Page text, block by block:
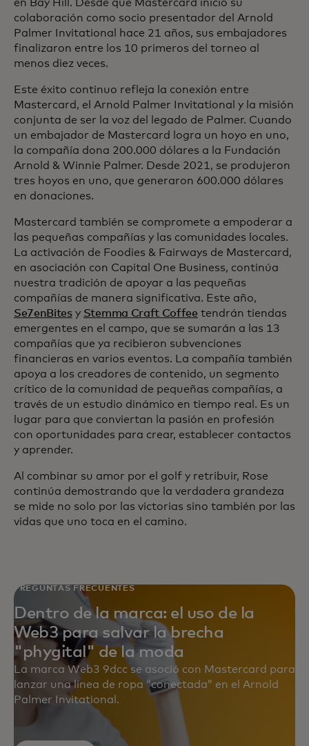
en Bay Hill. Desde que Mastercard inició su
colaboración como socio presentador del Arnold
Palmer Invitational hace 21 años, sus embajadores
finalizaron entre los 10 primeros del torneo al
menos diez veces.
Este éxito continuo refleja la conexión entre
Mastercard, el Arnold Palmer Invitational y la misión
conjunta de ser la voz del legado de Palmer. Cuando
un embajador de Mastercard logra un hoyo en uno,
la compañía dona 200.000 dólares a la Fundación
Arnold & Winnie Palmer. Desde 2021, se produjeron
tres hoyos en uno, que generaron 600.000 dólares
en donaciones.
Mastercard también se compromete a empoderar a
las pequeñas compañías y las comunidades locales.
La activación de Foodies & Fairways de Mastercard,
en asociación con Capital One Business, continúa
nuestra tradición de apoyar a las pequeñas
compañías de manera significativa. Este año,
Se7enBitesy Stemma Craft Coffee tendrán tiendas
emergentes en el campo, que se sumarán a las 13
compañías que ya recibieron subvenciones
financieras en varios eventos. La compañía también
apoya a los creadores de contenido, un segmento
crítico de la comunidad de pequeñas compañías, a
través de un estudio dinámico en tiempo real. Es un
lugar para que conviertan la pasión en profesión
con oportunidades para crear, establecer contactos
y aprender.
Al combinar su amor por el golf y retribuir, Rose
continúa demostrando que la verdadera grandeza
se mide no solo por las victorias sino también por las
vidas que uno toca en el camino.
PREGUNTAS FRECUENTES
Dentro de la marca: el uso de la
Web3 para salvar la brecha
"phygital" de la moda
La marca Web3 9dcc se asoció con Mastercard para
lanzar una línea de ropa “conectada” en el Arnold
Palmer Invitational.